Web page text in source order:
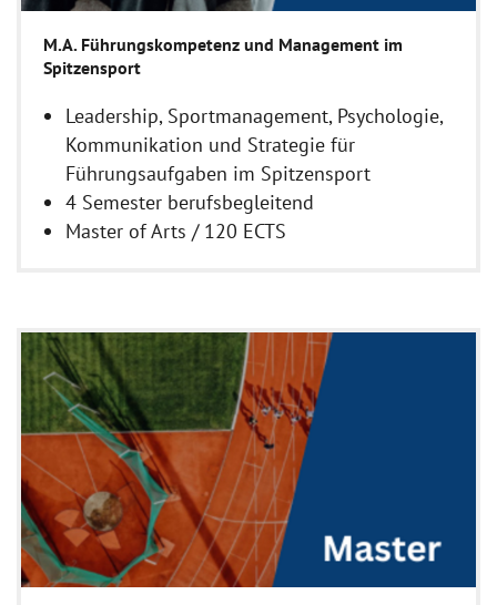
M.A. Führungskompetenz und Management im
Spitzensport
Leadership, Sportmanagement, Psychologie,
Kommunikation und Strategie für
Führungsaufgaben im Spitzensport
4 Semester berufsbegleitend
Master of Arts / 120 ECTS